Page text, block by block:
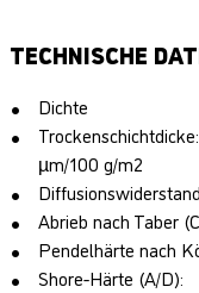
TECHNISCHE
Dichte
µm/100 g/m2
Abrieb nach Taber
Pendelhärte
Shore-